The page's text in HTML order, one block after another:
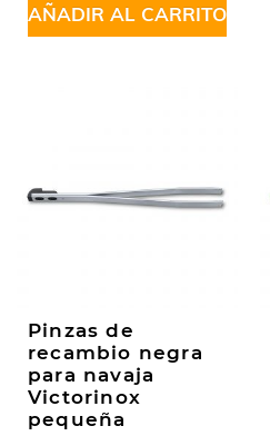
AÑADIR AL CARRITO
Pinzas de
recambio negra
para navaja
Victorinox
pequeña